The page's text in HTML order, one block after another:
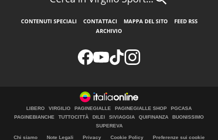
CONTENUTI SPECIALI CONTATTACI MAPPA DEL SITO
FEED RSS
ARCHIVIO
LIBERO VIRGILIO PAGINEGIALLE PAGINEGIALLE SHOP
PGCASA
PAGINEBIANCHE
TUTTOCITTÀ DILEI SIVIAGGIA QUIFINANZA
BUONISSIMO
SUPEREVA
Chi siamo Note Legali Privacy Cookie Policy Preferenze sui cookie